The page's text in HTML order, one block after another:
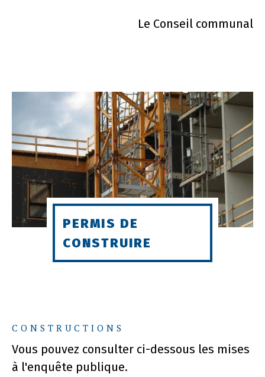
Le Conseil communal
PERMIS DE
CONSTRUIRE
CONSTRUCTIONS
Vous pouvez consulter ci-dessous les mises
à l'enquête publique.